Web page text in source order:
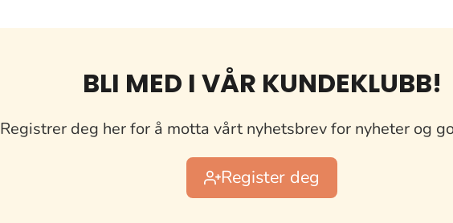
BLI MED I VÅR KUNDEKLUBB!
Registrer deg her for å motta vårt nyhetsbrev for nyheter og
Register deg